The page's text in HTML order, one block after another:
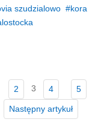
szudzialowo
kora
2 3 4 5
Następny artykuł